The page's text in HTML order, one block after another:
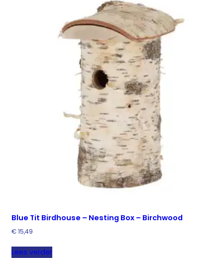
Blue Tit Birdhouse – Nesting Box – Birchwood
€15,49
Lees verder